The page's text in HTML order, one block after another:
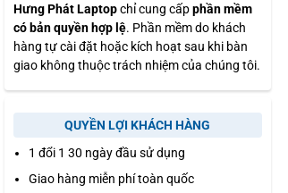
Hưng Phát Laptopchỉ cung cấpphần mềm
có bản quyền hợp lệ. Phần mềm do khách
hàng tự cài đặt hoặc kích hoạt sau khi bàn
giao không thuộc trách nhiệm của chúng tôi.
QUYỀN LỢI KHÁCH HÀNG
1 đổi 1 30 ngày đầu sử dụng
Giao hàng miễn phí toàn quốc